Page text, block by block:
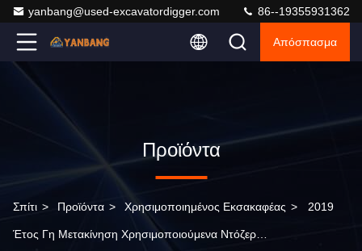
yanbang@used-excavatordigger.com 86--19355931362
Απόσπασμα
Προϊόντα
Σπίτι > Προϊόντα > Χρησιμοποιημένος Εκσακαφέας > 2019
Έτος Γη Μετακίνηση Χρησιμοποιούμενα Ντόζερ